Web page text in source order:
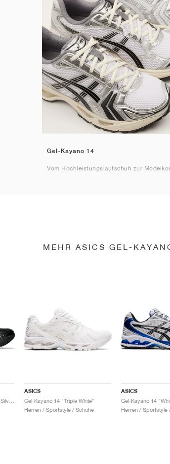
Gel-Kayano 14
Vom Hochleistungslaufschuh zur
MEHR ASICS GEL-
ASICS
Gel-Kayano 14 "Triple White"
Herren / Sportstyle / Schuhe
ASICS
Gel-Kayano 14
Herren / Sportstyle